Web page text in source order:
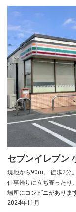
セブンイレブン
現地から90m。 徒歩2分
仕事帰りに立ち寄ったり
場所にコンビニがあります
2024年11月